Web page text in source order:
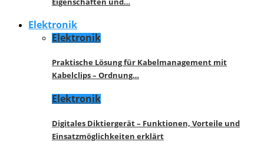
Elektronik
Elektronik
Praktische Lösung für Kabelmanagement mit
Kabelclips – Ordnung…
Elektronik
Digitales Diktiergerät – Funktionen, Vorteile und
Einsatzmöglichkeiten erklärt